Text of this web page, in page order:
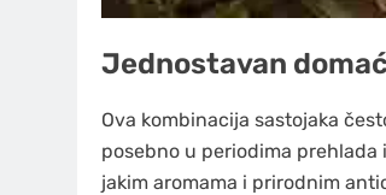
Jednostavan
Ova kombinacija sastojaka
posebno u periodima
jakim aromama i prirodnim